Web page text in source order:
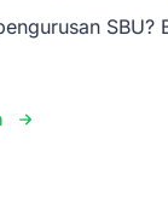
SBU?